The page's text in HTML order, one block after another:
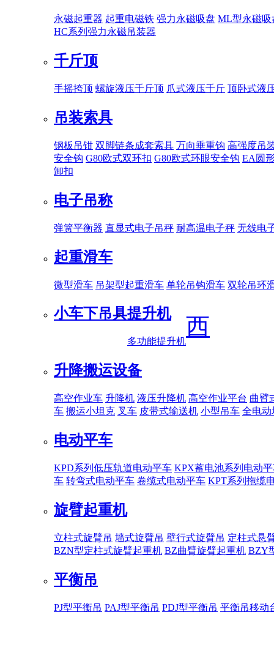
永磁起重器 起重电磁铁 强力永磁吸盘 ML型永磁吸
HC系列强力永磁吊装器
千斤顶
手摇挎顶 螺旋液压千斤顶 爪式液压千斤 顶卧式液
吊装索具
钢板吊钳 双脚链条成套索具 万向垂重钩 高强度吊
安全钩 G80欧式双环扣 G80欧式环眼安全钩 EA圆
卸扣
电子吊称
弹簧平衡器 直显式电子吊秤 耐高温电子秤 无线电
起重滑车
微型滑车 吊架型起重滑车 单轮吊钩滑车 双轮吊环
小车下吊具提升机
多功能提升机
升降搬运设备
高空作业车 升降机 液压升降机 高空作业平台 曲臂
车 搬运小坦克 叉车 皮带式输送机 小型吊车 全电动
电动平车
KPD系列低压轨道电动平车 KPX蓄电池系列电动
车 转弯式电动平车 卷缆式电动平车 KPT系列拖缆
旋臂起重机
立柱式旋臂吊 墙式旋臂吊 壁行式旋臂吊 定柱式悬
BZN型定柱式旋臂起重机 BZ曲臂旋臂起重机 BZY
平衡吊
PJ型平衡吊 PAJ型平衡吊 PDJ型平衡吊 平衡吊移动
西